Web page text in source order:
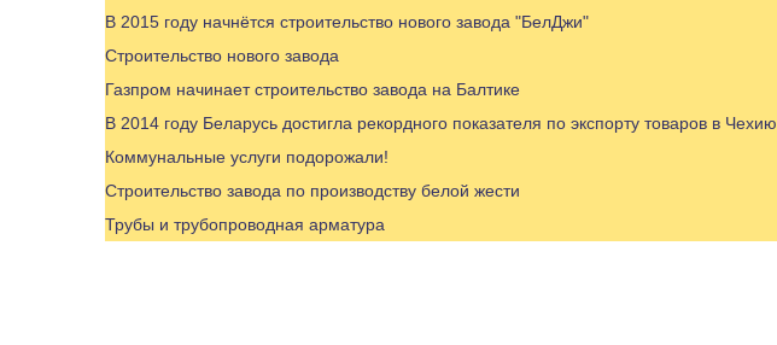
В 2015 году начнётся строительство нового завода "БелДжи"
Строительство нового завода
Газпром начинает строительство завода на Балтике
В 2014 году Беларусь достигла рекордного показателя по экспорту товаров в Чехию
Коммунальные услуги подорожали!
Строительство завода по производству белой жести
Трубы и трубопроводная арматура